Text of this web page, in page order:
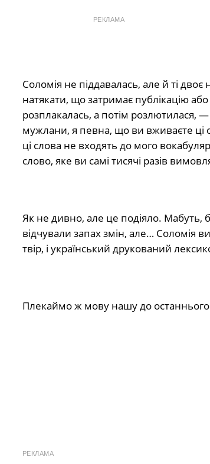
РЕКЛАМА
Соломія не піддавалась, але й ті
натякати, що затримає публікацію
розплакалась, а потім розлютилася,
мужлани, я певна, що ви вживаєте ці
ці слова не входять до мого
слово, яке ви самі тисячі разів
Як не дивно, але це подіяло. Мабуть,
відчували запах змін, але… Соломія
твір, і український друкований
Плекаймо ж мову нашу до останнього
РЕКЛАМА